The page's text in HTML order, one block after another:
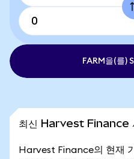
FARM을(를)
최신 Harvest Finance
Harvest Finance의 현재